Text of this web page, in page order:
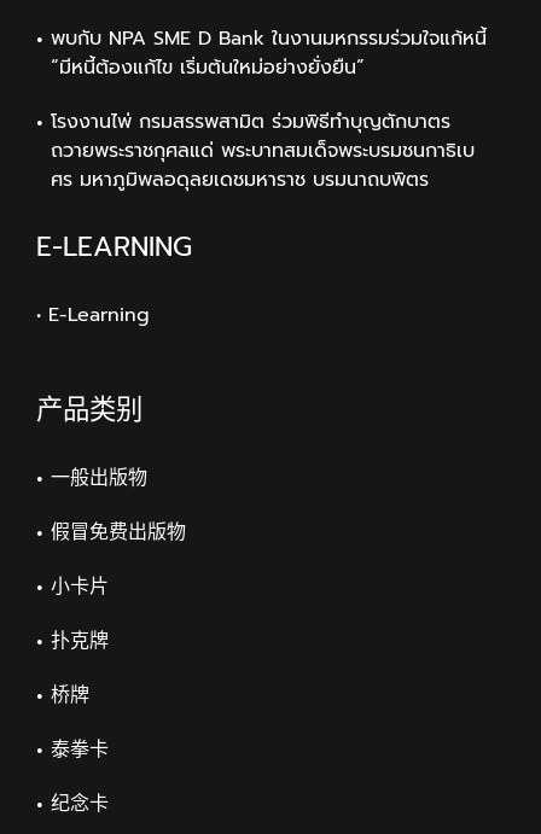
พบกับ NPA SME D Bank ในงานมหกรรมร่วมใจแก้หนี้
“มีหนี้ต้องแก้ไข เริ่มต้นใหม่อย่างยั่งยืน”
โรงงานไพ่ กรมสรรพสามิต ร่วมพิธีทำบุญตักบาตร
ถวายพระราชกุศลแด่ พระบาทสมเด็จพระบรมชนกาธิเบ
ศร มหาภูมิพลอดุลยเดชมหาราช บรมนาถบพิตร
E-LEARNING
• E-Learning
产品类别
一般出版物
假冒免费出版物
小卡片
扑克牌
桥牌
泰拳卡
纪念卡